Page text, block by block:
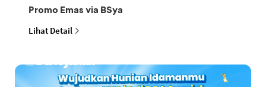
Promo Emas via BSya
Lihat Detail